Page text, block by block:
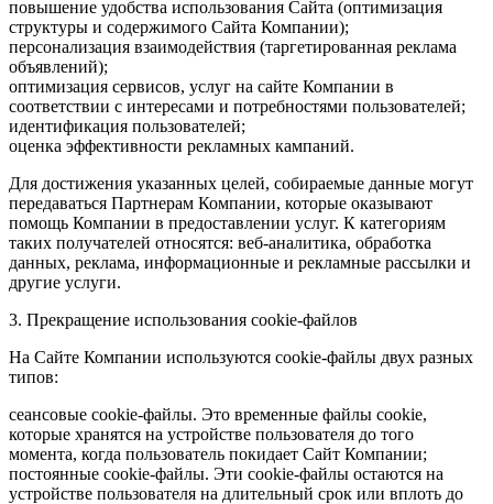
повышение удобства использования Сайта (оптимизация
структуры и содержимого Сайта Компании);
персонализация взаимодействия (таргетированная реклама
объявлений);
оптимизация сервисов, услуг на сайте Компании в
соответствии с интересами и потребностями пользователей;
идентификация пользователей;
оценка эффективности рекламных кампаний.
Для достижения указанных целей, собираемые данные могут
передаваться Партнерам Компании, которые оказывают
помощь Компании в предоставлении услуг. К категориям
таких получателей относятся: веб-аналитика, обработка
данных, реклама, информационные и рекламные рассылки и
другие услуги.
3. Прекращение использования cookie-файлов
На Сайте Компании используются cookie-файлы двух разных
типов:
сеансовые cookie-файлы. Это временные файлы cookie,
которые хранятся на устройстве пользователя до того
момента, когда пользователь покидает Сайт Компании;
постоянные cookie-файлы. Эти cookie-файлы остаются на
устройстве пользователя на длительный срок или вплоть до